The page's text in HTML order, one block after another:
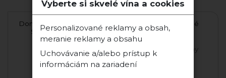
Domäne Wachau Riesling
Smaragd Terrassen
Domäne Wachau
Rizling Rýnsky suché
JM Vinárstvo Doľany
Vyberte si skvelé vína a cookies
Personalizované reklamy a obsah,
meranie reklamy a obsahu
Uchovávanie a/alebo prístup k
informáciám na zariadení